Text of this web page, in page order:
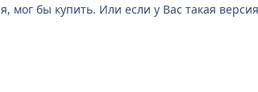
мог бы купить. Или если у Вас такая